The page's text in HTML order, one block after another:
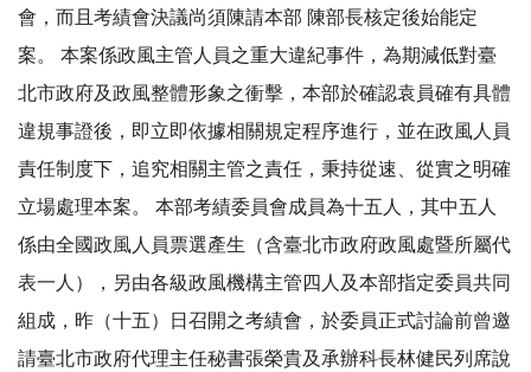
會，而且考績會決議尚須陳請本部 陳部長核定後始能定
案。 本案係政風主管人員之重大違紀事件，為期減低對臺
北市政府及政風整體形象之衝擊，本部於確認袁員確有具體
違規事證後，即立即依據相關規定程序進行，並在政風人員
責任制度下，追究相關主管之責任，秉持從速、從實之明確
立場處理本案。 本部考績委員會成員為十五人，其中五人
係由全國政風人員票選產生（含臺北市政府政風處暨所屬代
表一人），另由各級政風機構主管四人及本部指定委員共同
組成，昨（十五）日召開之考績會，於委員正式討論前曾邀
請臺北市政府代理主任秘書張榮貴及承辦科長林健民列席說